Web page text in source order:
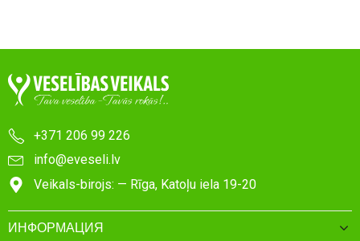
+371 206 99 226
info@eveseli.lv
Veikals-birojs: — Rīga, Katoļu iela 19-20
ИНФОРМАЦИЯ